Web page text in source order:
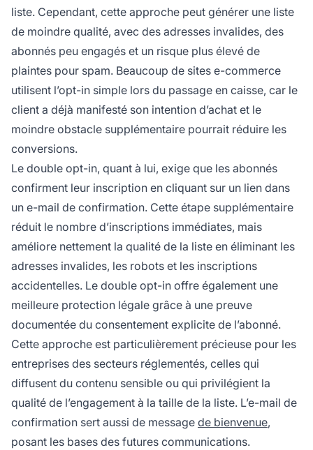
liste. Cependant, cette approche peut générer une liste
de moindre qualité, avec des adresses invalides, des
abonnés peu engagés et un risque plus élevé de
plaintes pour spam. Beaucoup de sites e-commerce
utilisent l’opt-in simple lors du passage en caisse, car le
client a déjà manifesté son intention d’achat et le
moindre obstacle supplémentaire pourrait réduire les
conversions.
Le double opt-in, quant à lui, exige que les abonnés
confirment leur inscription en cliquant sur un lien dans
un e-mail de confirmation. Cette étape supplémentaire
réduit le nombre d’inscriptions immédiates, mais
améliore nettement la qualité de la liste en éliminant les
adresses invalides, les robots et les inscriptions
accidentelles. Le double opt-in offre également une
meilleure protection légale grâce à une preuve
documentée du consentement explicite de l’abonné.
Cette approche est particulièrement précieuse pour les
entreprises des secteurs réglementés, celles qui
diffusent du contenu sensible ou qui privilégient la
qualité de l’engagement à la taille de la liste. L’e-mail de
confirmation sert aussi de message de bienvenue,
posant les bases des futures communications.